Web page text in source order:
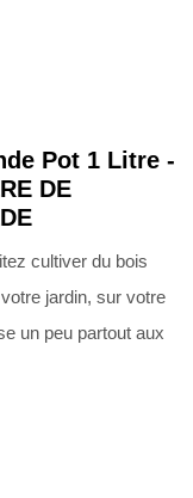
Pot 1 Litre -
DE
cultiver du bois
votre jardin, sur votre
un peu partout aux